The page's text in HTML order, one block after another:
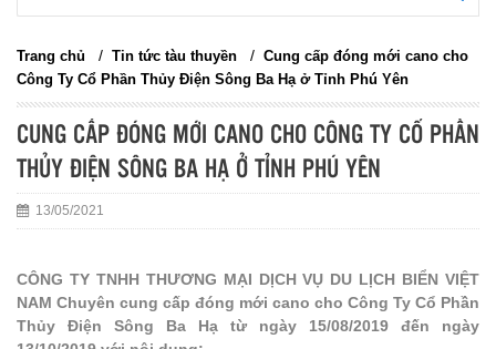
Trang chủ / Tin tức tàu thuyền / Cung cấp đóng mới cano cho
Công Ty Cổ Phần Thủy Điện Sông Ba Hạ ở Tỉnh Phú Yên
CUNG CẤP ĐÓNG MỚI CANO CHO CÔNG TY CỔ PHẦN
THỦY ĐIỆN SÔNG BA HẠ Ở TỈNH PHÚ YÊN
13/05/2021
CÔNG TY TNHH THƯƠNG MẠI DỊCH VỤ DU LỊCH BIỂN VIỆT
NAM Chuyên cung cấp đóng mới cano cho Công Ty Cổ Phần
Thủy Điện Sông Ba Hạ từ ngày 15/08/2019 đến ngày